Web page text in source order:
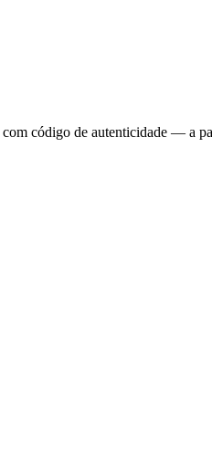
com código de autenticidade — a